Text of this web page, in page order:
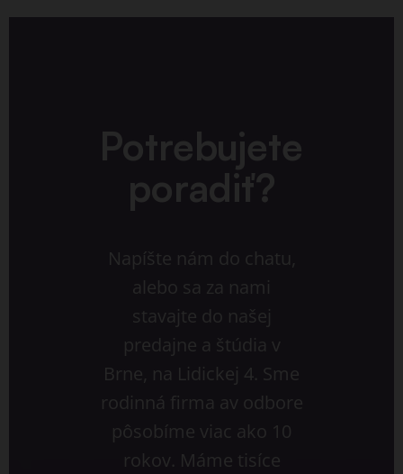
Potrebujete
poradiť?
Napíšte nám do chatu,
alebo sa za nami
stavajte do našej
predajne a štúdia v
Brne, na Lidickej 4. Sme
rodinná firma av odbore
pôsobíme viac ako 10
rokov. Máme tisíce